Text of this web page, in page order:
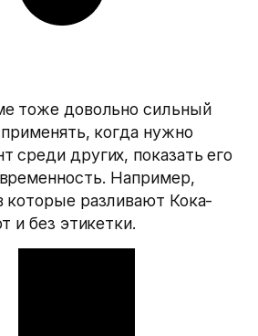
тоже довольно сильный
когда нужно
среди других, показать его
Например,
разливают Кока-
и без этикетки.